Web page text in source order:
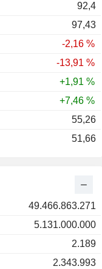
49.466.863.271
5.131.000.000
2.189
2.343.993
92,4
97,43
-2,16 %
-13,91 %
+1,91 %
+7,46 %
55,26
51,66